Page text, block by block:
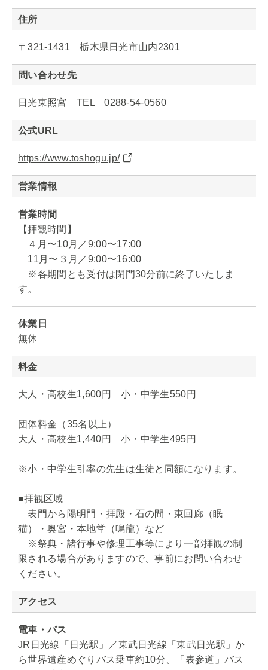
住所
〒321-1431 栃木県日光市山内2301
問い合わせ先
日光東照宮 TEL 0288-54-0560
公式URL
https://www.toshogu.jp/
営業情報
営業時間
【拝観時間】
４月〜10月／9:00〜17:00
11月〜３月／9:00〜16:00
※各期間とも受付は閉門30分前に終了いたしま
す。
休業日
無休
料金
大人・高校生1,600円 小・中学生550円
団体料金（35名以上）
大人・高校生1,440円 小・中学生495円
※小・中学生引率の先生は生徒と同額になります。
■拝観区域
表門から陽明門・拝殿・石の間・東回廊（眠
猫）・奥宮・本地堂（鳴龍）など
※祭典・諸行事や修理工事等により一部拝観の制
限される場合がありますので、事前にお問い合わせ
ください。
アクセス
電車・バス
JR日光線「日光駅」／東武日光線「東武日光駅」か
ら世界遺産めぐりバス乗車約10分、「表参道」バス